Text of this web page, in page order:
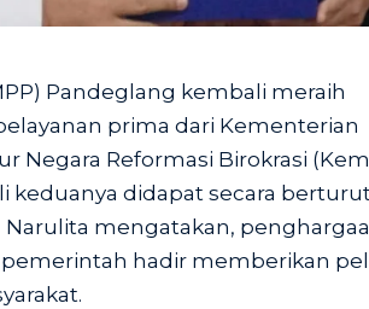
Pandeglang kembali meraih
prima dari Kementerian
Negara Reformasi Birokrasi
keduanya didapat secara
mengatakan,
hadir memberikan